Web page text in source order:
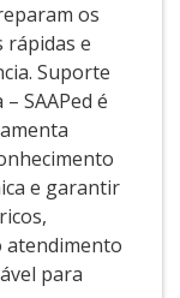
os
rápidas e
Suporte
SAAPed é
e garantir
atendimento
para